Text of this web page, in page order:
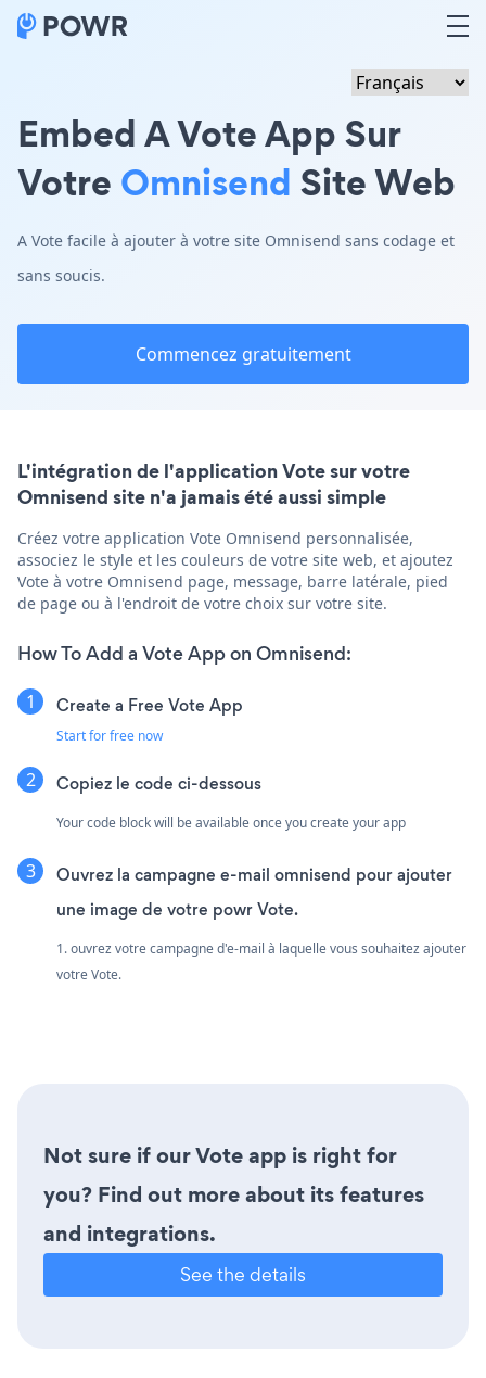
Embed A Vote App Sur
Votre Omnisend Site Web
A Vote facile à ajouter à votre site Omnisend sans codage et
sans soucis.
Commencez gratuitement
L'intégration de l'application Vote sur votre
Omnisend site n'a jamais été aussi simple
Créez votre application Vote Omnisend personnalisée,
associez le style et les couleurs de votre site web, et ajoutez
Vote à votre Omnisend page, message, barre latérale, pied
de page ou à l'endroit de votre choix sur votre site.
How To Add a Vote App on Omnisend:
Create a Free Vote App
Start for free now
Copiez le code ci-dessous
Your code block will be available once you create your app
Ouvrez la campagne e-mail omnisend pour ajouter
une image de votre powr Vote.
1. ouvrez votre campagne d'e-mail à laquelle vous souhaitez ajouter
votre Vote.
Not sure if our Vote app is right for
you? Find out more about its features
and integrations.
See the details